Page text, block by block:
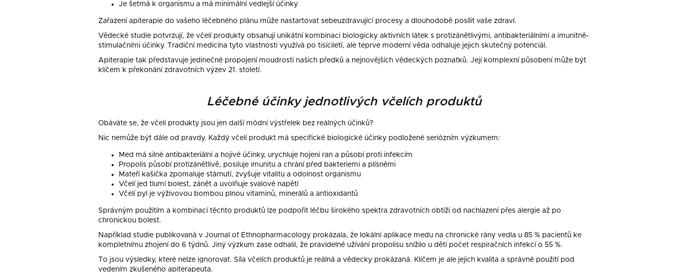
Je šetrná k organismu a má minimální vedlejší účinky
Zařazení apiterapie do vašeho léčebného plánu může nastartovat sebeuzdravující procesy a dlouhodobě posílit vaše zdraví.
Vědecké studie potvrzují, že včelí produkty obsahují unikátní kombinaci biologicky aktivních látek s protizánětlivými, antibakteriálními a imunitně-
stimulačními účinky. Tradiční medicína tyto vlastnosti využívá po tisíciletí, ale teprve moderní věda odhaluje jejich skutečný potenciál.
Apiterapie tak představuje jedinečné propojení moudrosti našich předků a nejnovějších vědeckých poznatků. Její komplexní působení může být
klíčem k překonání zdravotních výzev 21. století.
Léčebné účinky jednotlivých včelích produktů
Obáváte se, že včelí produkty jsou jen další módní výstřelek bez reálných účinků?
Nic nemůže být dále od pravdy. Každý včelí produkt má specifické biologické účinky podložené seriózním výzkumem:
Med má silné antibakteriální a hojivé účinky, urychluje hojení ran a působí proti infekcím
Propolis působí protizánětlivě, posiluje imunitu a chrání před bakteriemi a plísněmi
Mateří kašička zpomaluje stárnutí, zvyšuje vitalitu a odolnost organismu
Včelí jed tlumí bolest, zánět a uvolňuje svalové napětí
Včelí pyl je výživovou bombou plnou vitaminů, minerálů a antioxidantů
Správným použitím a kombinací těchto produktů lze podpořit léčbu širokého spektra zdravotních obtíží od nachlazení přes alergie až po
chronickou bolest.
Například studie publikovaná v Journal of Ethnopharmacology prokázala, že lokální aplikace medu na chronické rány vedla u 85 % pacientů ke
kompletnímu zhojení do 6 týdnů. Jiný výzkum zase odhalil, že pravidelné užívání propolisu snížilo u dětí počet respiračních infekcí o 55 %.
To jsou výsledky, které nelze ignorovat. Síla včelích produktů je reálná a vědecky prokázaná. Klíčem je ale jejich kvalita a správné použití pod
vedením zkušeného apiterapeuta.